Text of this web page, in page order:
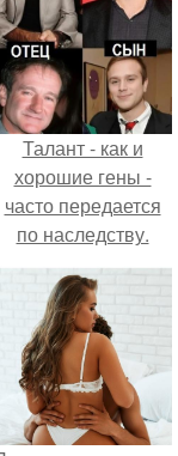
Талант - как и
хорошие гены -
часто передается
по наследству.